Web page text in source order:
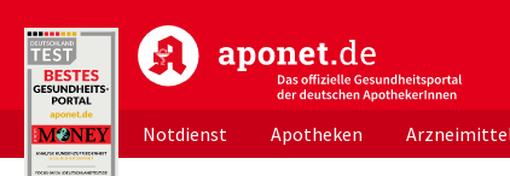
aponet.de - Das offizielle
Notdienst Apotheken